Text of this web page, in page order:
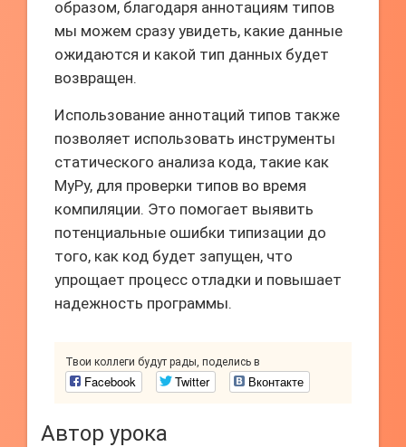
образом, благодаря аннотациям типов
мы можем сразу увидеть, какие данные
ожидаются и какой тип данных будет
возвращен.
Использование аннотаций типов также
позволяет использовать инструменты
статического анализа кода, такие как
MyPy, для проверки типов во время
компиляции. Это помогает выявить
потенциальные ошибки типизации до
того, как код будет запущен, что
упрощает процесс отладки и повышает
надежность программы.
Твои коллеги будут рады, поделись в
Facebook Twitter Вконтакте
Автор урока